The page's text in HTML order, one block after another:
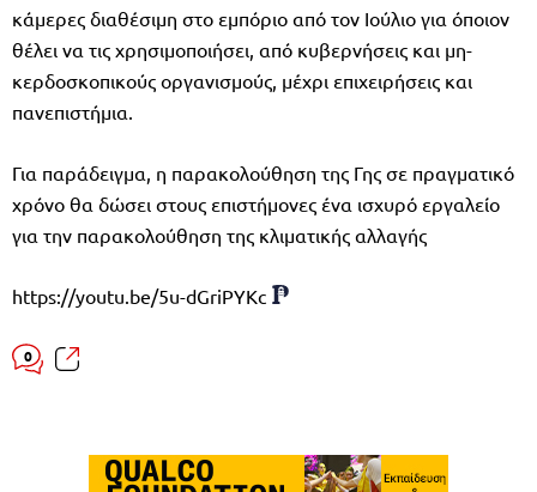
κάμερες διαθέσιμη στο εμπόριο από τον Ιούλιο για όποιον
θέλει να τις χρησιμοποιήσει, από κυβερνήσεις και μη-
κερδοσκοπικούς οργανισμούς, μέχρι επιχειρήσεις και
πανεπιστήμια.
Για παράδειγμα, η παρακολούθηση της Γης σε πραγματικό
χρόνο θα δώσει στους επιστήμονες ένα ισχυρό εργαλείο
για την παρακολούθηση της κλιματικής αλλαγής
https://youtu.be/5u-dGriPYKc
0